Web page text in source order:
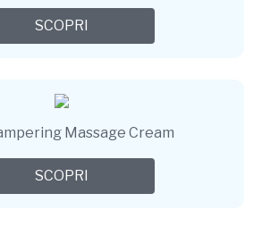
SCOPRI
Massage Cream
SCOPRI